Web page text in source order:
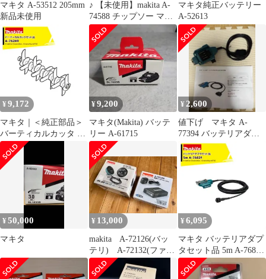
マキタ A-53512 205mm
新品未使用
♪ 【未使用】makita A-
74588 チップソー マキ
タ【中古】
マキタ純正バッテリー
A-52613
¥ 9,172
マキタ｜＜純正部品＞
バーティカルカッタ A-
76249
¥9,200
マキタ(Makita) バッテ
リー A-61715
¥ 2,600
値下げ マキタ A-
77394 バッテリアダプ
タ 1.6m
¥50,000
マキタ
¥ 13,000
makita A-72126(バッ
テリ) A-72132(ファ
ン) セット
¥ 6,095
マキタ バッテリアダプ
タセット品 5m A-76831
適用モデル：UP180D